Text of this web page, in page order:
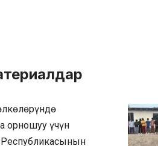
орношуу үчүн